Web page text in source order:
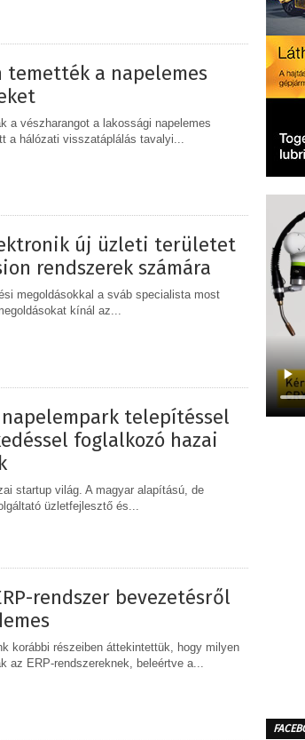
temették a napelemes
a vészharangot a lakossági napelemes
a hálózati visszatáplálás tavalyi...
új üzleti területet
rendszerek számára
megoldásokkal a sváb specialista most
kínál az...
napelempark telepítéssel
foglalkozó hazai
startup világ. A magyar alapítású, de
üzletfejlesztő és...
rendszer bevezetésről
korábbi részeiben áttekintettük, hogy milyen
az ERP-rendszereknek, beleértve a...